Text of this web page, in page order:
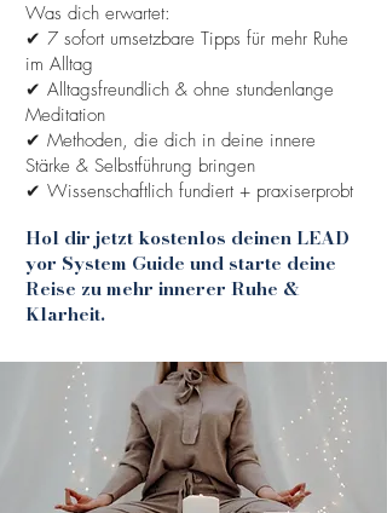
Was dich erwartet:
✔ 7 sofort umsetzbare Tipps für mehr Ruhe
im Alltag
✔ Alltagsfreundlich & ohne stundenlange
Meditation
✔ Methoden, die dich in deine innere
Stärke & Selbstführung bringen
✔ Wissenschaftlich fundiert + praxiserprobt
Hol dir jetzt kostenlos deinen LEAD
yor System Guide und starte deine
Reise zu mehr innerer Ruhe &
Klarheit.